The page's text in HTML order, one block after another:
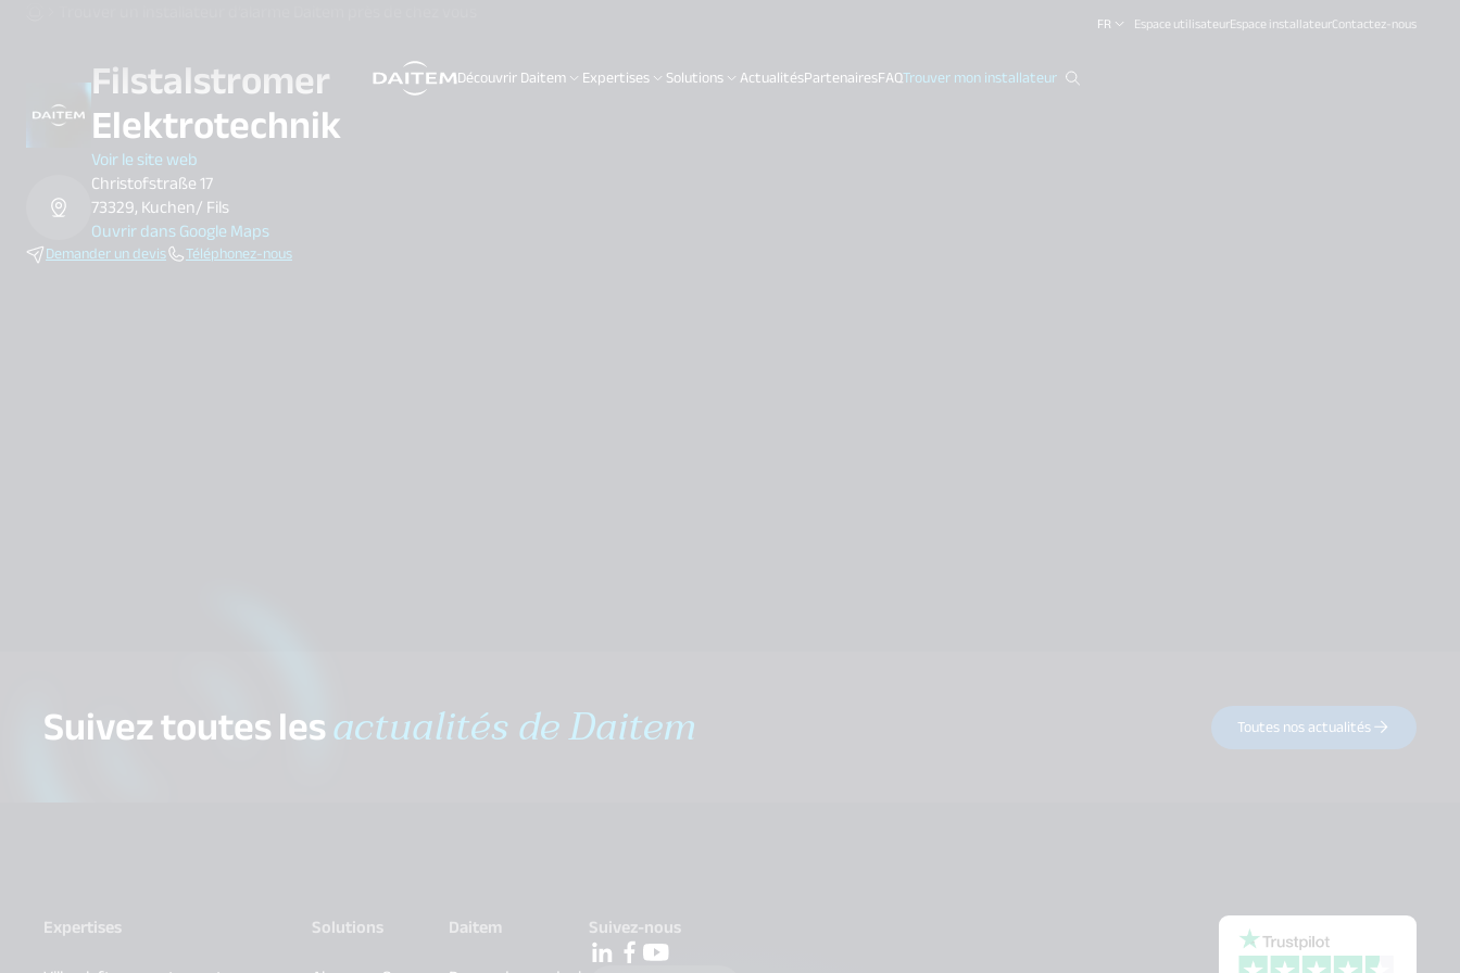
FR Espace utilisateurEspace installateurContactez-nous
Découvrir Daitem Expertises Solutions ActualitésPartenairesFAQTrouver mon installateur
search.label
Filstalstromer
Elektrotechnik
Voir le site web
Christofstraße 17
73329, Kuchen/ Fils
Ouvrir dans Google Maps
Demander un devis Téléphonez-nous
Suivez toutes lesactualités de Daitem Toutes nos actualités
Expertises
Solutions
Daitem
Suivez-nous